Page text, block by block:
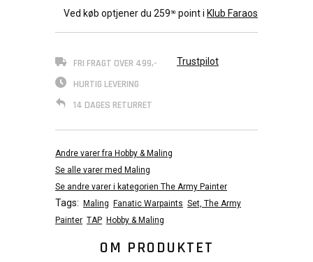
Ved køb optjener du 25990 point i Klub Faraos
FRI FRAGT OVER 499,-
HURTIG LEVERING
14 DAGES RETURRET
Trustpilot
Andre varer fra Hobby & Maling
Se alle varer med Maling
Se andre varer i kategorien The Army Painter
Tags: Maling Fanatic Warpaints Set, The Army
Painter TAP Hobby & Maling
OM PRODUKTET